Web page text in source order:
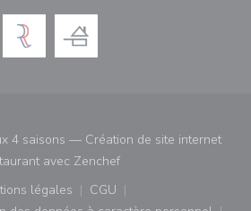
4 saisons — Création de site internet
avec Zenchef((ouvre une nouvelle
légales
((ouvre une nouvelle fenêtre))
CGU
((ouvre une nouvelle